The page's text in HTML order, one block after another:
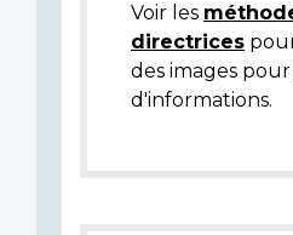
Voir les
directrices
des images
d'informations.